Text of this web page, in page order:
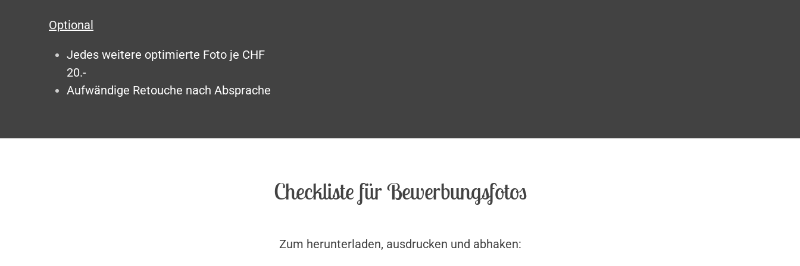
Optional
Jedes weitere optimierte Foto je CHF
20.-
Aufwändige Retouche nach Absprache
Checkliste für Bewerbungsfotos
Zum herunterladen, ausdrucken und abhaken: